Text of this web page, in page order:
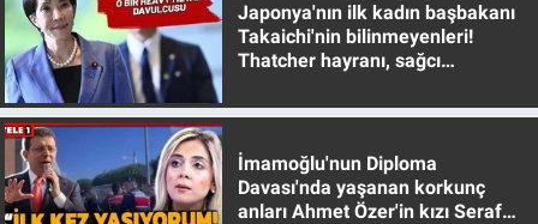
Japonya'nın ilk kadın başbakanı
Takaichi'nin bilinmeyenleri!
Thatcher hayranı, sağcı
İmamoğlu'nun Diploma
Davası'nda yaşanan korkunç
anları Ahmet Özer'in kızı Seraf
Yerel Yaşam
Canlı Yayın